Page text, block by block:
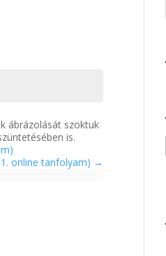
ábrázolását szoktuk
is.
online tanfolyam)